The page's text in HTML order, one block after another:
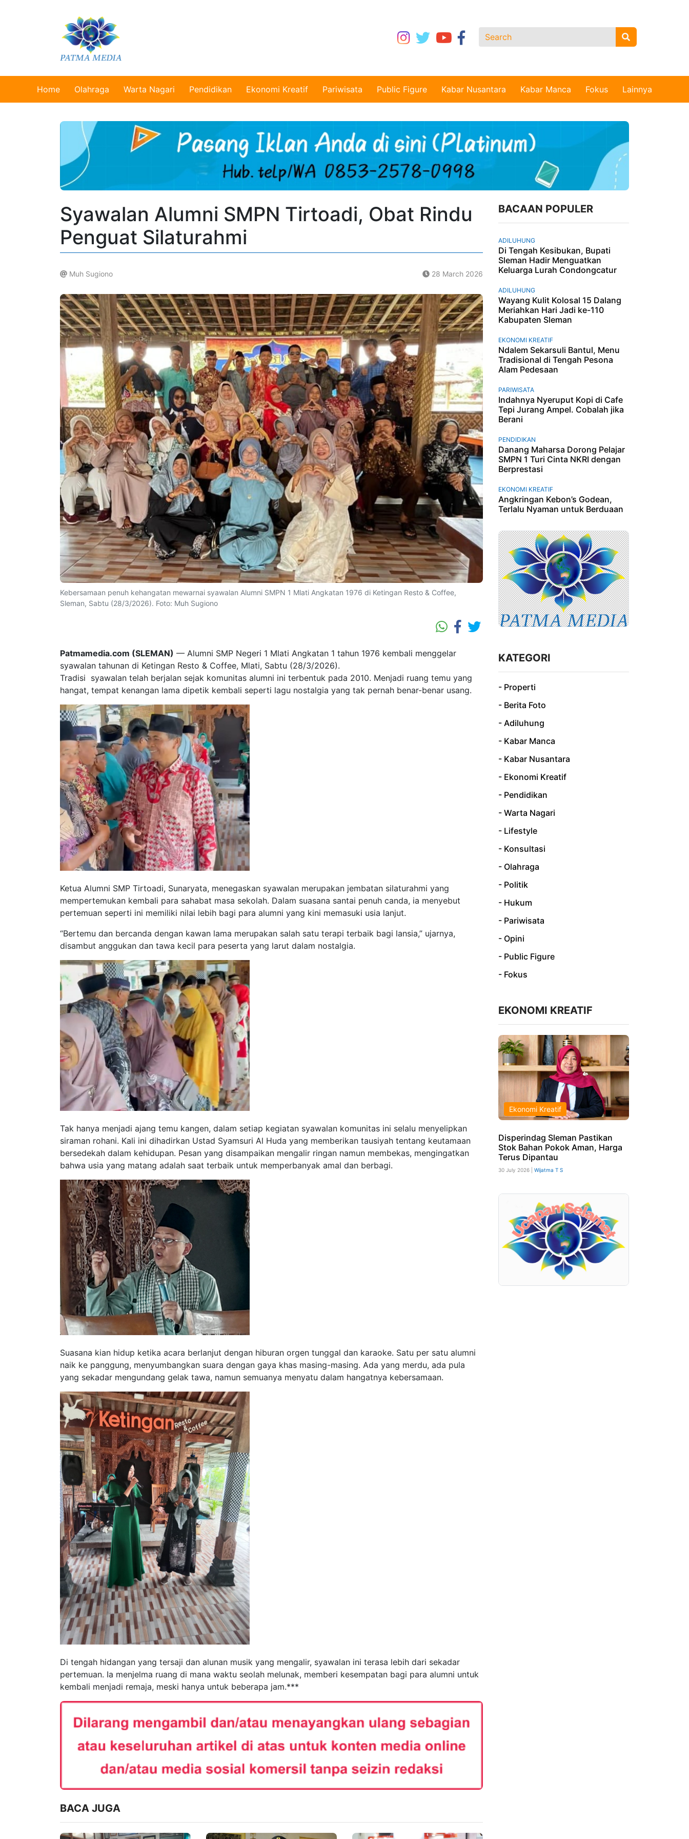
Home Olahraga Warta Nagari Pendidikan Ekonomi Kreatif Pariwisata Public Figure Kabar Nusantara Kabar Manca Fokus Lainnya
Syawalan Alumni SMPN Tirtoadi, Obat Rindu
Penguat Silaturahmi
Muh Sugiono 28 March 2026
Kebersamaan penuh kehangatan mewarnai syawalan Alumni SMPN 1 Mlati Angkatan 1976 di Ketingan Resto & Coffee,
Sleman, Sabtu (28/3/2026). Foto: Muh Sugiono
Patmamedia.com (SLEMAN) — Alumni SMP Negeri 1 Mlati Angkatan 1 tahun 1976 kembali menggelar
syawalan tahunan di Ketingan Resto & Coffee, Mlati, Sabtu (28/3/2026).
Tradisi syawalan telah berjalan sejak komunitas alumni ini terbentuk pada 2010. Menjadi ruang temu yang
hangat, tempat kenangan lama dipetik kembali seperti lagu nostalgia yang tak pernah benar-benar usang.
Ketua Alumni SMP Tirtoadi, Sunaryata, menegaskan syawalan merupakan jembatan silaturahmi yang
mempertemukan kembali para sahabat masa sekolah. Dalam suasana santai penuh canda, ia menyebut
pertemuan seperti ini memiliki nilai lebih bagi para alumni yang kini memasuki usia lanjut.
“Bertemu dan bercanda dengan kawan lama merupakan salah satu terapi terbaik bagi lansia,” ujarnya,
disambut anggukan dan tawa kecil para peserta yang larut dalam nostalgia.
Tak hanya menjadi ajang temu kangen, dalam setiap kegiatan syawalan komunitas ini selalu menyelipkan
siraman rohani. Kali ini dihadirkan Ustad Syamsuri Al Huda yang memberikan tausiyah tentang keutamaan
bersedekah dalam kehidupan. Pesan yang disampaikan mengalir ringan namun membekas, mengingatkan
bahwa usia yang matang adalah saat terbaik untuk memperbanyak amal dan berbagi.
Suasana kian hidup ketika acara berlanjut dengan hiburan orgen tunggal dan karaoke. Satu per satu alumni
naik ke panggung, menyumbangkan suara dengan gaya khas masing-masing. Ada yang merdu, ada pula
yang sekadar mengundang gelak tawa, namun semuanya menyatu dalam hangatnya kebersamaan.
Di tengah hidangan yang tersaji dan alunan musik yang mengalir, syawalan ini terasa lebih dari sekadar
pertemuan. Ia menjelma ruang di mana waktu seolah melunak, memberi kesempatan bagi para alumni untuk
kembali menjadi remaja, meski hanya untuk beberapa jam.***
BACA JUGA
BACAAN POPULER
ADILUHUNG
Di Tengah Kesibukan, Bupati
Sleman Hadir Menguatkan
Keluarga Lurah Condongcatur
ADILUHUNG
Wayang Kulit Kolosal 15 Dalang
Meriahkan Hari Jadi ke-110
Kabupaten Sleman
EKONOMI KREATIF
Ndalem Sekarsuli Bantul, Menu
Tradisional di Tengah Pesona
Alam Pedesaan
PARIWISATA
Indahnya Nyeruput Kopi di Cafe
Tepi Jurang Ampel. Cobalah jika
Berani
PENDIDIKAN
Danang Maharsa Dorong Pelajar
SMPN 1 Turi Cinta NKRI dengan
Berprestasi
EKONOMI KREATIF
Angkringan Kebon’s Godean,
Terlalu Nyaman untuk Berduaan
KATEGORI
- Properti
- Berita Foto
- Adiluhung
- Kabar Manca
- Kabar Nusantara
- Ekonomi Kreatif
- Pendidikan
- Warta Nagari
- Lifestyle
- Konsultasi
- Olahraga
- Politik
- Hukum
- Pariwisata
- Opini
- Public Figure
- Fokus
EKONOMI KREATIF
Ekonomi Kreatif
Disperindag Sleman Pastikan
Stok Bahan Pokok Aman, Harga
Terus Dipantau
30 July 2026 | Wijatma T S